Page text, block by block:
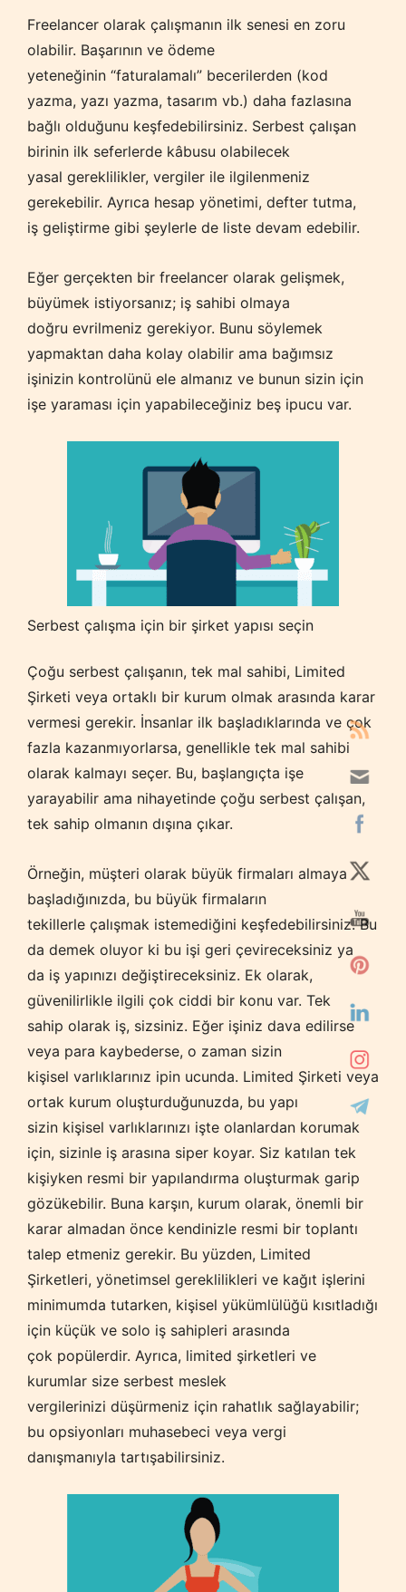
Freelancer olarak çalışmanın ilk senesi en zoru
olabilir. Başarının ve ödeme
yeteneğinin “faturalamalı” becerilerden (kod
yazma, yazı yazma, tasarım vb.) daha fazlasına
bağlı olduğunu keşfedebilirsiniz. Serbest çalışan
birinin ilk seferlerde kâbusu olabilecek
yasal gereklilikler, vergiler ile ilgilenmeniz
gerekebilir. Ayrıca hesap yönetimi, defter tutma,
iş geliştirme gibi şeylerle de liste devam edebilir.
Eğer gerçekten bir freelancer olarak gelişmek,
büyümek istiyorsanız; iş sahibi olmaya
doğru evrilmeniz gerekiyor. Bunu söylemek
yapmaktan daha kolay olabilir ama bağımsız
işinizin kontrolünü ele almanız ve bunun sizin için
işe yaraması için yapabileceğiniz beş ipucu var.
Serbest çalışma için bir şirket yapısı seçin
Çoğu serbest çalışanın, tek mal sahibi, Limited
Şirketi veya ortaklı bir kurum olmak arasında karar
vermesi gerekir. İnsanlar ilk başladıklarında ve çok
fazla kazanmıyorlarsa, genellikle tek mal sahibi
olarak kalmayı seçer. Bu, başlangıçta işe
yarayabilir ama nihayetinde çoğu serbest çalışan,
tek sahip olmanın dışına çıkar.
Örneğin, müşteri olarak büyük firmaları almaya
başladığınızda, bu büyük firmaların
tekillerle çalışmak istemediğini keşfedebilirsiniz. Bu
da demek oluyor ki bu işi geri çevireceksiniz ya
da iş yapınızı değiştireceksiniz. Ek olarak,
güvenilirlikle ilgili çok ciddi bir konu var. Tek
sahip olarak iş, sizsiniz. Eğer işiniz dava edilirse
veya para kaybederse, o zaman sizin
kişisel varlıklarınız ipin ucunda. Limited Şirketi veya
ortak kurum oluşturduğunuzda, bu yapı
sizin kişisel varlıklarınızı işte olanlardan korumak
için, sizinle iş arasına siper koyar. Siz katılan tek
kişiyken resmi bir yapılandırma oluşturmak garip
gözükebilir. Buna karşın, kurum olarak, önemli bir
karar almadan önce kendinizle resmi bir toplantı
talep etmeniz gerekir. Bu yüzden, Limited
Şirketleri, yönetimsel gereklilikleri ve kağıt işlerini
minimumda tutarken, kişisel yükümlülüğü kısıtladığı
için küçük ve solo iş sahipleri arasında
çok popülerdir. Ayrıca, limited şirketleri ve
kurumlar size serbest meslek
vergilerinizi düşürmeniz için rahatlık sağlayabilir;
bu opsiyonları muhasebeci veya vergi
danışmanıyla tartışabilirsiniz.